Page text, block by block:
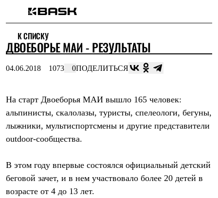
Интернет-магазин
Мужская одежда
Утепленная пухом
Куртки
Брюки
Утепленная синтетикой
Куртки
Штормовая одежда
Куртки
Куртки
Брюки
Флисовая одежда
Куртки
К СПИСКУ
ДВОЕБОРЬЕ МАИ - РЕЗУЛЬТАТЫ
04.06.2018 1073 0ПОДЕЛИТЬСЯ
На старт Двоеборья МАИ вышло 165 человек:
альпинисты, скалолазы, туристы, спелеологи, бегуны,
лыжники, мультиспортсмены и другие представители
outdoor-сообщества.
В этом году впервые состоялся официальный детский
беговой зачет, и в нем участвовало более 20 детей в
возрасте от 4 до 13 лет.